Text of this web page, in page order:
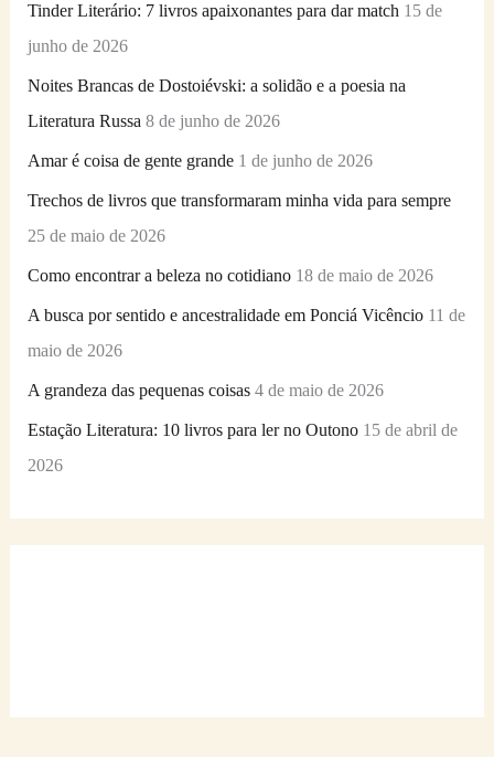
o
r
:
Tinder Literário: 7 livros apaixonantes para dar match 15 de
junho de 2026
Noites Brancas de Dostoiévski: a solidão e a poesia na
Literatura Russa 8 de junho de 2026
Amar é coisa de gente grande 1 de junho de 2026
Trechos de livros que transformaram minha vida para sempre
25 de maio de 2026
Como encontrar a beleza no cotidiano 18 de maio de 2026
A busca por sentido e ancestralidade em Ponciá Vicêncio 11 de
maio de 2026
A grandeza das pequenas coisas 4 de maio de 2026
Estação Literatura: 10 livros para ler no Outono 15 de abril de
2026